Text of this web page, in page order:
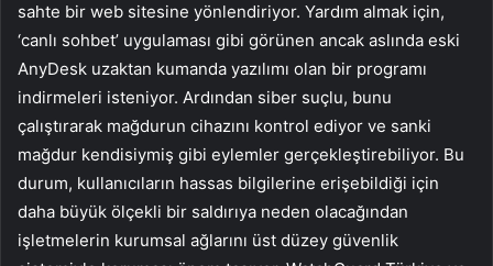
sahte bir web sitesine yönlendiriyor. Yardım almak için,
‘canlı sohbet’ uygulaması gibi görünen ancak aslında eski
AnyDesk uzaktan kumanda yazılımı olan bir programı
indirmeleri isteniyor. Ardından siber suçlu, bunu
çalıştırarak mağdurun cihazını kontrol ediyor ve sanki
mağdur kendisiymiş gibi eylemler gerçekleştirebiliyor. Bu
durum, kullanıcıların hassas bilgilerine erişebildiği için
daha büyük ölçekli bir saldırıya neden olacağından
işletmelerin kurumsal ağlarını üst düzey güvenlik